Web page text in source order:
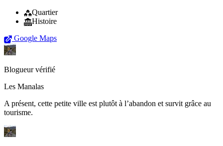
Quartier
Histoire
Google Maps
Blogueur vérifié
Les Manalas
A présent, cette petite ville est plutôt à l’abandon et survit grâce au
tourisme.